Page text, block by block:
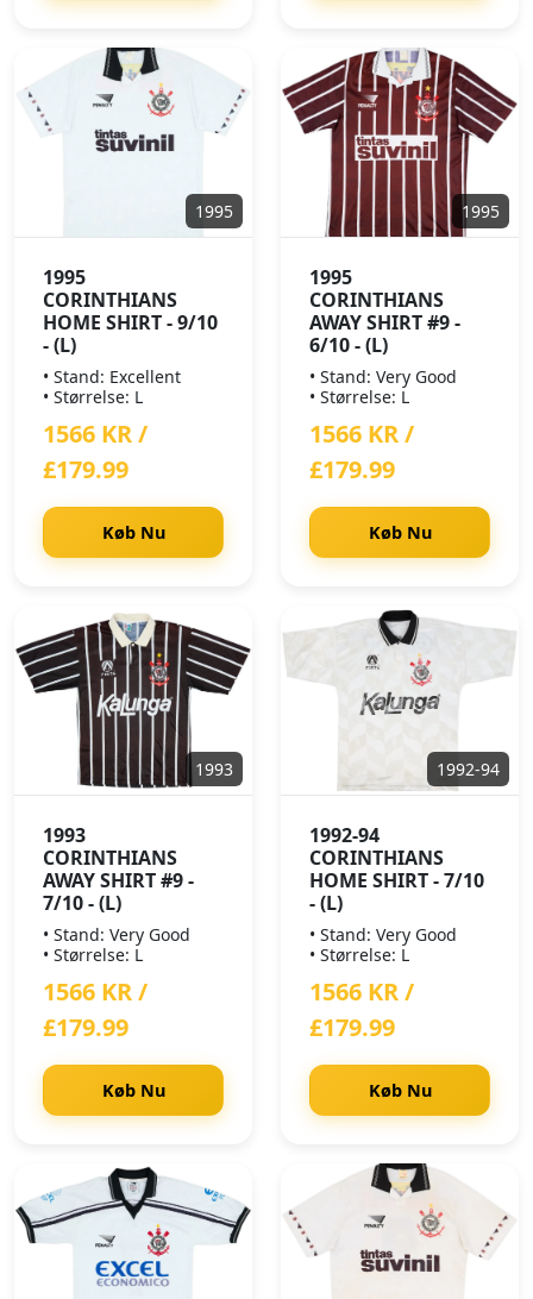
1995
1995
CORINTHIANS
HOME SHIRT - 9/10
- (L)
• Stand: Excellent
• Størrelse: L
1566 KR /
£179.99
Køb Nu
1995
1995
CORINTHIANS
AWAY SHIRT #9 -
6/10 - (L)
• Stand: Very Good
• Størrelse: L
1566 KR /
£179.99
Køb Nu
1993
1993
CORINTHIANS
AWAY SHIRT #9 -
7/10 - (L)
• Stand: Very Good
• Størrelse: L
1566 KR /
£179.99
Køb Nu
1992-94
1992-94
CORINTHIANS
HOME SHIRT - 7/10
- (L)
• Stand: Very Good
• Størrelse: L
1566 KR /
£179.99
Køb Nu